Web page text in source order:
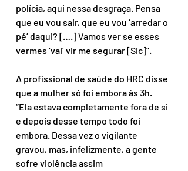
polícia, aqui nessa desgraça. Pensa
que eu vou sair, que eu vou ‘arredar o
pé’ daqui? [….] Vamos ver se esses
vermes ‘vai’ vir me segurar [Sic]”.
A profissional de saúde do HRC disse
que a mulher só foi embora às 3h.
“Ela estava completamente fora de si
e depois desse tempo todo foi
embora. Dessa vez o vigilante
gravou, mas, infelizmente, a gente
sofre violência assim